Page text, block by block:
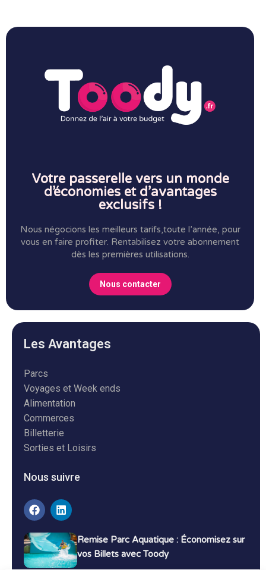
Votre passerelle vers un monde
d’économies et d’avantages
exclusifs !
Nous négocions les meilleurs tarifs,toute l’année, pour
vous en faire profiter. Rentabilisez votre abonnement
dès les premières utilisations.
Nous contacter
Les Avantages
Parcs
Voyages et Week ends
Alimentation
Commerces
Billetterie
Sorties et Loisirs
Nous suivre
Remise Parc Aquatique : Économisez sur
vos Billets avec Toody